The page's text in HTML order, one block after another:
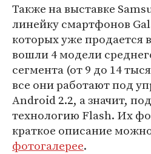
Также на выставке
линейку смартфонов
которых уже продается
вошли 4 модели
сегмента (от 9 до 14
все они работают под
Android 2.2, а значит,
технологию Flash. Их
краткое описание
фотогалерее.